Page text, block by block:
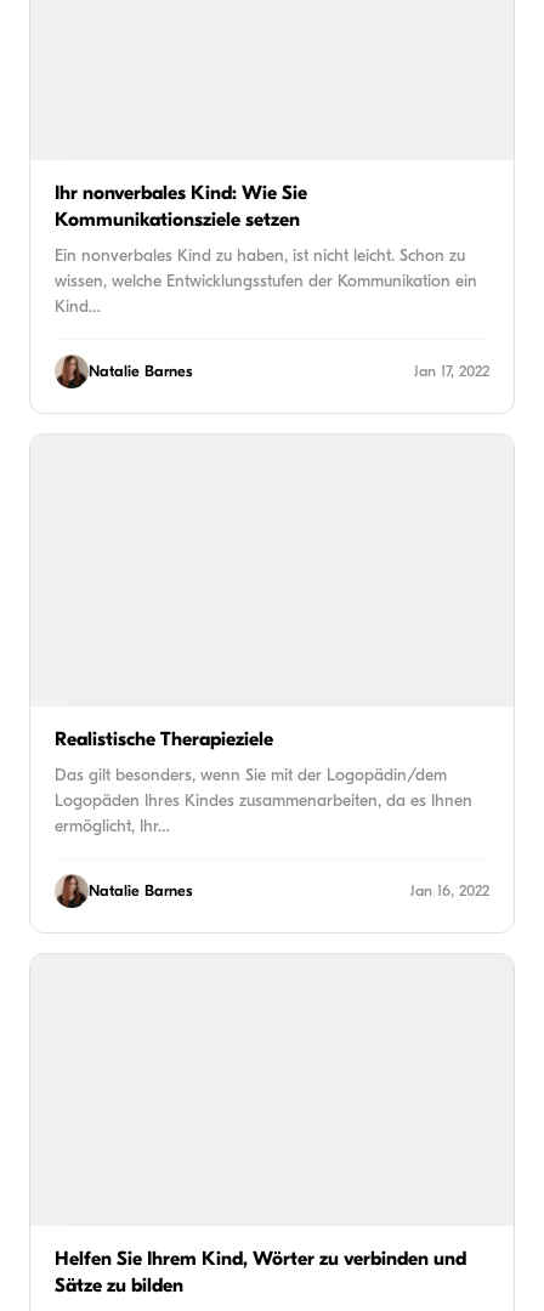
Ihr nonverbales Kind: Wie Sie
Kommunikationsziele setzen
Ein nonverbales Kind zu haben, ist nicht leicht. Schon zu
wissen, welche Entwicklungsstufen der Kommunikation ein
Kind…
Natalie Barnes Jan 17, 2022
Realistische Therapieziele
Das gilt besonders, wenn Sie mit der Logopädin/dem
Logopäden Ihres Kindes zusammenarbeiten, da es Ihnen
ermöglicht, Ihr…
Natalie Barnes Jan 16, 2022
Helfen Sie Ihrem Kind, Wörter zu verbinden und
Sätze zu bilden